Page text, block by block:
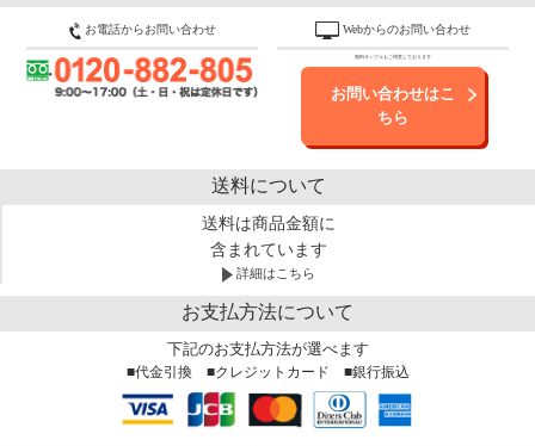
お電話からお問い合わせ Webからのお問い合わせ
無料サンプルもご用意しております
お問い合わせはこ
ちら
送料について
送料は商品金額に
含まれています
詳細はこちら
お支払方法について
下記のお支払方法が選べます
■代金引換 ■クレジットカード ■銀行振込